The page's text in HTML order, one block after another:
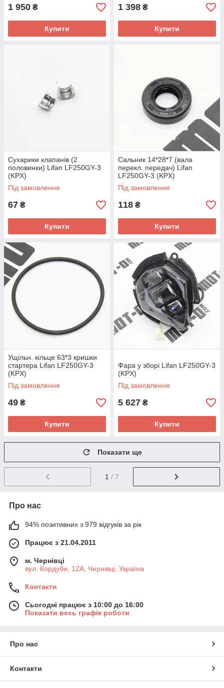
1 950 ₴
Купити
1 398 ₴
Купити
Сухарики клапанів (2
половинки) Lifan LF250GY-3
(KPX)
Під замовлення
67 ₴
Купити
Сальник 14*28*7 (вала
перекл. передач) Lifan
LF250GY-3 (KPX)
Під замовлення
118 ₴
Купити
Ущільн. кільце 63*3 кришки
стартера Lifan LF250GY-3
(KPX)
Під замовлення
49 ₴
Купити
Фара у зборі Lifan LF250GY-3
(KPX)
Під замовлення
5 627 ₴
Купити
Показати ще
1 / 7
Про нас
94% позитивних з 979 відгуків за рік
Працює з 21.04.2011
м. Чернівці
вул. Кордуби, 12А, Чернівці, Україна
Контакти
Сьогодні працює з 10:00 до 16:00
Показати весь графік роботи
Про нас
Контакти